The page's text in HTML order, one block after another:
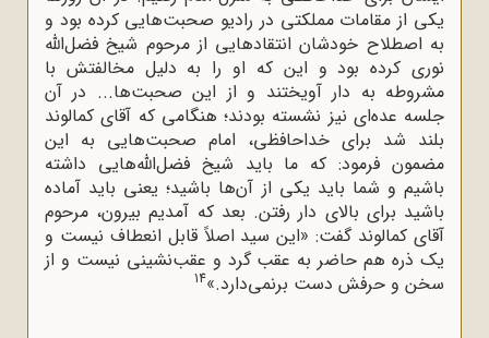
یکی از مقامات مملکتی در رادیو صحبت‌هایی کرده بود و
به اصطلاح خودشان انتقادهایی از مرحوم شیخ فضل‌الله
نوری کرده بود و این که او را به دلیل مخالفتش با
مشروطه به دار آویختند و از این صحبت‌ها... در آن
جلسه عده‌ای نیز نشسته بودند؛ هنگامی که آقای کمالوند
بلند شد برای خداحافظی، امام صحبت‌هایی به این
مضمون فرمود: که ما باید شیخ فضل‌الله‌هایی داشته
باشیم و شما باید یکی از آن‌ها باشید؛ یعنی باید آماده
باشید برای بالای دار رفتن. بعد که آمدیم بیرون، مرحوم
آقای کمالوند گفت: «این سید اصلاً قابل انعطاف نیست و
یک ذره هم حاضر به عقب گرد و عقب‌نشینی نیست و از
سخن و حرفش دست برنمی‌دارد.»14